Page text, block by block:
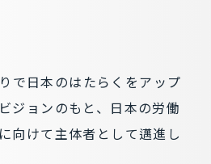
で日本のはたらくをアップ
ジョンのもと、日本の労働
向けて主体者として邁進し